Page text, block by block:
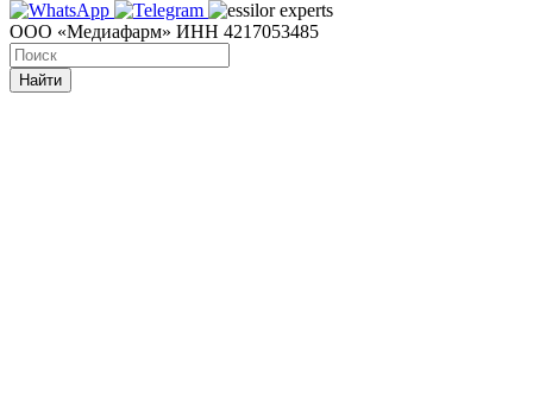
ООО «Медиафарм» ИНН 4217053485
Найти